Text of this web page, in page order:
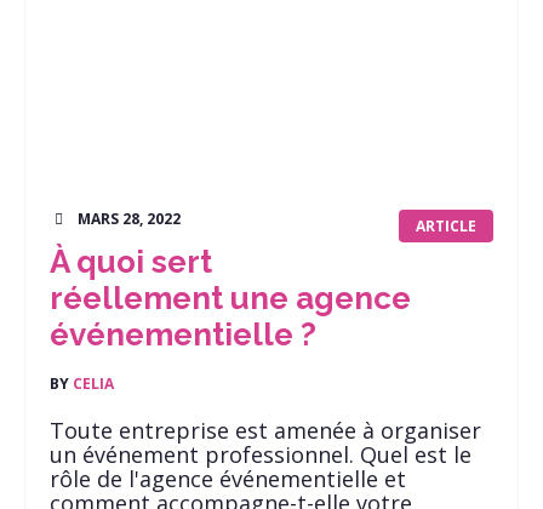
ARTICLE
MARS 28, 2022
À quoi sert
réellement une agence
événementielle ?
BY CELIA
Toute entreprise est amenée à organiser
un événement professionnel. Quel est le
rôle de l'agence événementielle et
comment accompagne-t-elle votre